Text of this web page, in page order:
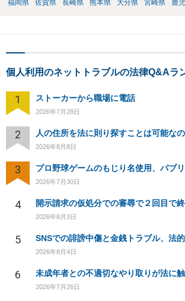
福岡県
佐賀県 長崎県 熊本県 大分県 宮崎県 鹿
個人利用のネットトラブルの法律Q&Aラ
1 ストーカーから職場に電話
2026年7月28日
2 人の住所を法に則り探すことは可能な
2026年8月8日
3 プロ野球ゲームのもじり名使用、パブ
2026年7月30日
4
2026年8月3日
5 SNSでの誹謗中傷と金銭トラブル、法
2026年8月4日
6 未成年者との不適切なやり取りが法に
2026年7月26日